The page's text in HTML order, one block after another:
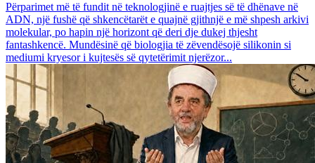
Përparimet më të fundit në teknologjinë e ruajtjes së të dhënave në
ADN, një fushë që shkencëtarët e quajnë gjithnjë e më shpesh arkivi
molekular, po hapin një horizont që deri dje dukej thjesht
fantashkencë. Mundësinë që biologjia të zëvendësojë silikonin si
mediumi kryesor i kujtesës së qytetërimit njerëzor...